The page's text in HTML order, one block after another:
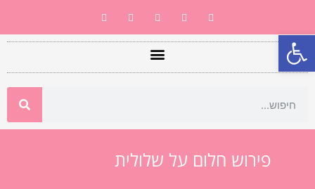
פתח סרגל נגישות
פירוש חלום על שלולית